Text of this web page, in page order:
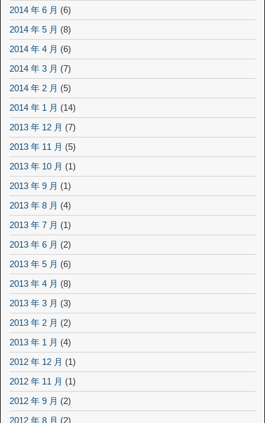
2014 年 6 月 (6)
2014 年 5 月 (8)
2014 年 4 月 (6)
2014 年 3 月 (7)
2014 年 2 月 (5)
2014 年 1 月 (14)
2013 年 12 月 (7)
2013 年 11 月 (5)
2013 年 10 月 (1)
2013 年 9 月 (1)
2013 年 8 月 (4)
2013 年 7 月 (1)
2013 年 6 月 (2)
2013 年 5 月 (6)
2013 年 4 月 (8)
2013 年 3 月 (3)
2013 年 2 月 (2)
2013 年 1 月 (4)
2012 年 12 月 (1)
2012 年 11 月 (1)
2012 年 9 月 (2)
2012 年 8 月 (2)